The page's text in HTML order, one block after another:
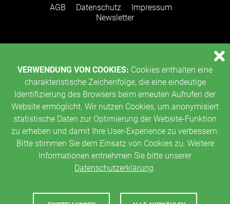
AGB Datenschutz
Impressum
Newsletter
VERWENDUNG VON COOKIES: Cookies enthalten eine
charakteristische Zeichenfolge, die eine eindeutige
Identifizierung des Browsers beim erneuten Aufrufen der
Website ermöglicht. Wir nutzen Cookies, um anonymisiert
statistische Daten zur Optimierung der Website-Funktion
zu erheben und damit Ihre User-Experience zu verbessern.
Bitte stimmen Sie dem Einsatz von Cookies zu. Weitere
Informationen entnehmen Sie bitte unserer
Datenschutzerklärung.